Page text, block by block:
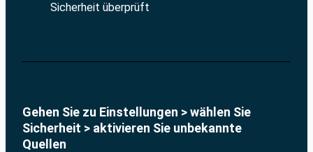
Sicherheit überprüft
Gehen Sie zu Einstellungen > wählen Sie
Sicherheit > aktivieren Sie unbekannte
Quellen